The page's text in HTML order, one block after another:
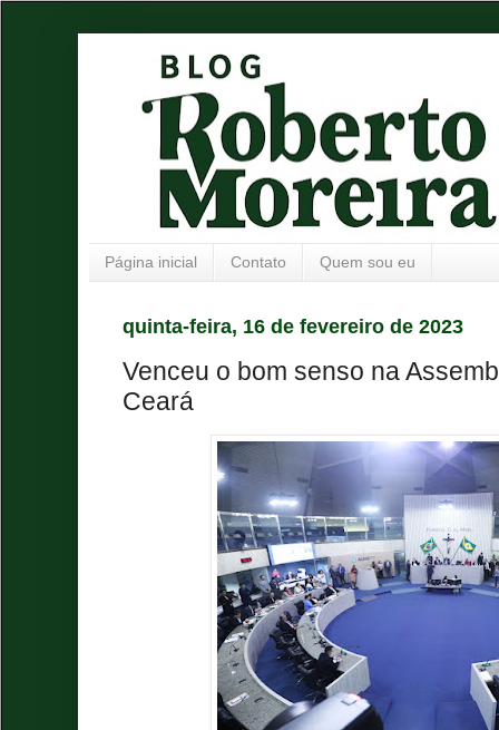
Página inicial Contato Quem sou eu
quinta-feira, 16 de fevereiro de 2023
Venceu o bom senso na
Ceará